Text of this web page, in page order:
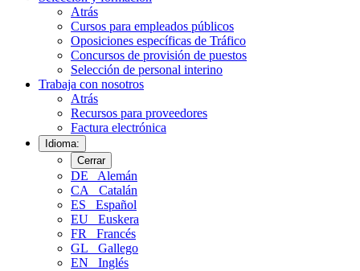
Atrás
Cursos para empleados públicos
Oposiciones específicas de Tráfico
Concursos de provisión de puestos
Selección de personal interino
Trabaja con nosotros
Atrás
Recursos para proveedores
Factura electrónica
Idioma:
Cerrar
DE
Alemán
CA
Catalán
ES
Español
EU
Euskera
FR
Francés
GL
Gallego
EN
Inglés